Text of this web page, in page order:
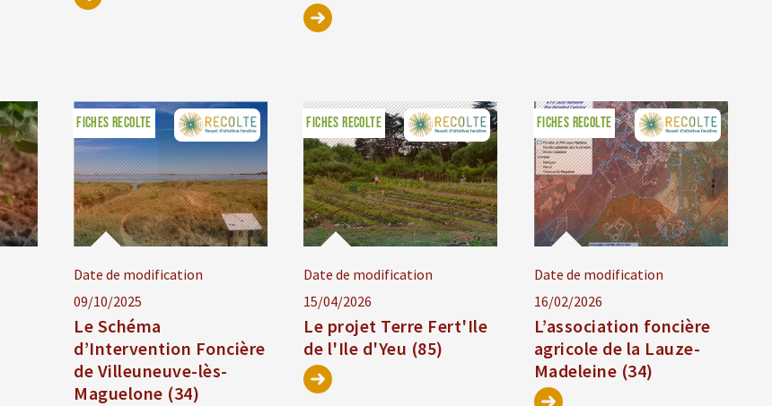
Date de modification
09/10/2025
Le Schéma
d’Intervention Foncière
de Villeuneuve-lès-
Maguelone (34)
FICHES RECOLTE
Date de modification
15/04/2026
Le projet Terre Fert'Ile
de l'Ile d'Yeu (85)
FICHES RECOLTE
Date de modification
16/02/2026
L’association foncière
agricole de la Lauze-
Madeleine (34)
FICHES RECOLTE